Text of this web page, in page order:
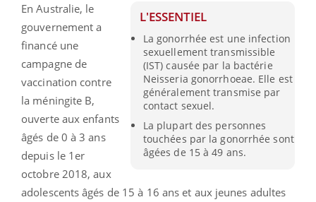
L'ESSENTIEL
La gonorrhée est une infection
sexuellement transmissible
(IST) causée par la bactérie
Neisseria gonorrhoeae. Elle est
généralement transmise par
contact sexuel.
La plupart des personnes
touchées par la gonorrhée sont
âgées de 15 à 49 ans.
En Australie, le
gouvernement a
financé une
campagne de
vaccination contre
la méningite B,
ouverte aux enfants
âgés de 0 à 3 ans
depuis le 1er
octobre 2018, aux
adolescents âgés de 15 à 16 ans et aux jeunes adultes